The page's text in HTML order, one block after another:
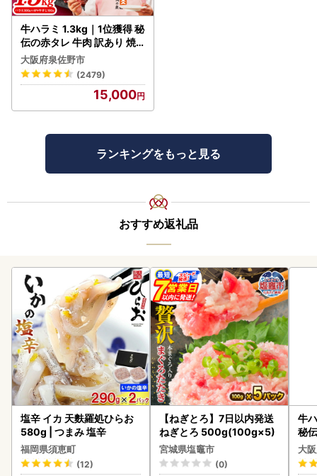
牛ハラミ 1.3kg｜1位獲得 秘
伝の赤タレ 牛肉 訳あり 焼
肉 BBQ
大阪府泉佐野市
(2479)
15,000
ランキングをもっと見る
おすすめ返礼品
塩辛 イカ 天麩羅処ひらお
580g | つまみ 塩辛
福岡県須恵町
(12)
【ねぎとろ】7日以内発送
ねぎとろ 500g(100g×5)
宮城県塩竈市
(0)
牛
秘
焼
大